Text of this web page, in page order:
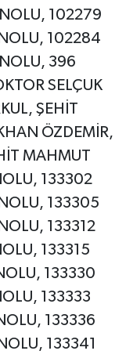
102279
102284
396
SELÇUK
ŞEHİT
ÖZDEMİR,
MAHMUT
133302
133305
133312
133315
133330
133333
133336
133341